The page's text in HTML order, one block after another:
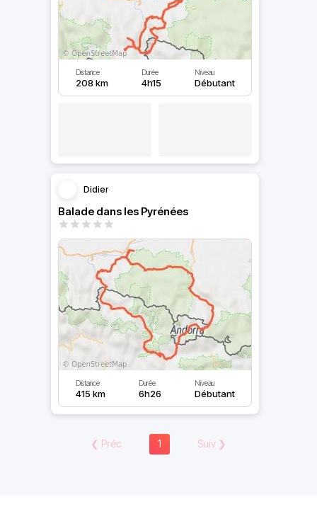
Distance
208 km
Durée
4h15
Niveau
Débutant
Didier
Balade dans les Pyrénées
Distance
415 km
Durée
6h26
Niveau
Débutant
❮ Préc 1 Suiv ❯